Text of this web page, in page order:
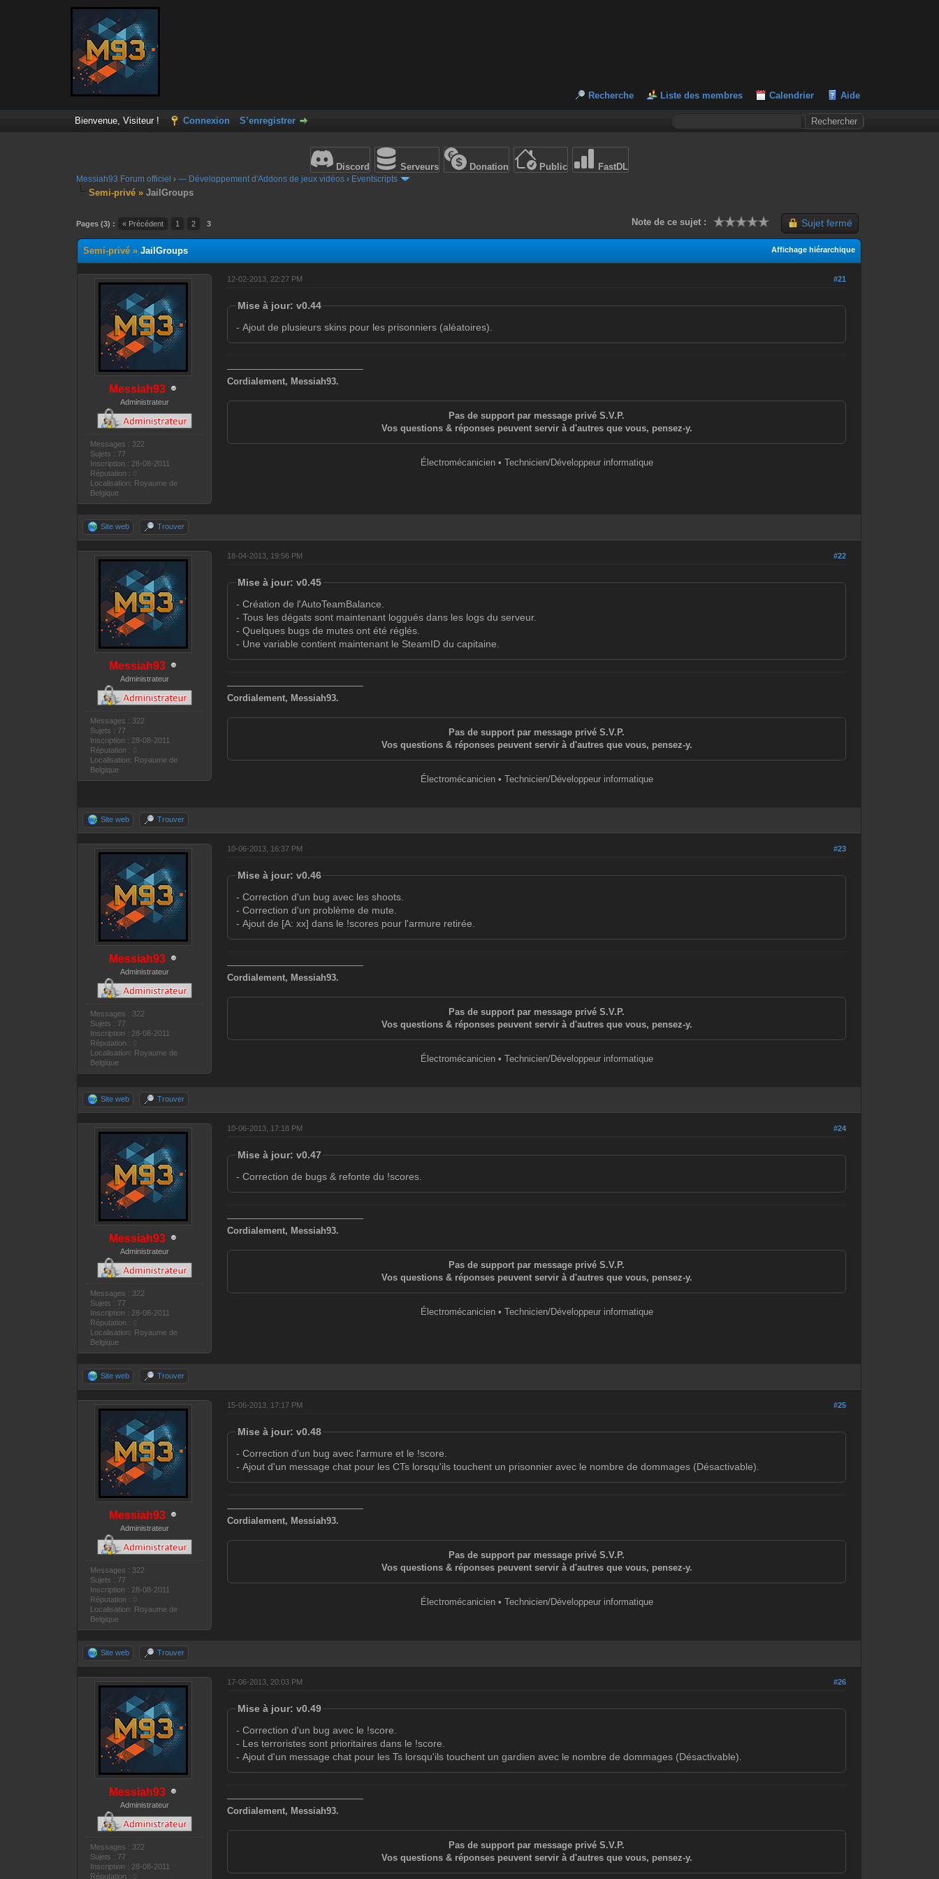
Recherche Liste des membres Calendrier Aide
Bienvenue, Visiteur ! Connexion S’enregistrer
Discord Serveurs Donation Public FastDL
Messiah93 Forum officiel ›— Développement d'Addons de jeux vidéos › Eventscripts
Semi-privé » JailGroups
Pages (3) : « Précédent 1 2 3 Sujet fermé
Note de ce sujet :
Moyenne : 0 (0 vote(s))
Affichage hiérarchique
Semi-privé » JailGroups
Messiah93
Administrateur
Messages : 322
Sujets : 77
Inscription : 28-08-2011
Réputation :
Localisation: Royaume de
Belgique
#21
12-02-2013, 22:27 PM
Mise à jour: v0.44
- Ajout de plusieurs skins pour les prisonniers (aléatoires).
———————————————
Cordialement, Messiah93.
Pas de support par message privé S.V.P.
Vos questions & réponses peuvent servir à d'autres que vous, pensez-y.
Électromécanicien • Technicien/Développeur informatique
Site web Trouver
Messiah93
Administrateur
Messages : 322
Sujets : 77
Inscription : 28-08-2011
Réputation :
Localisation: Royaume de
Belgique
#22
18-04-2013, 19:56 PM
Mise à jour: v0.45
- Création de l'AutoTeamBalance.
- Tous les dégats sont maintenant loggués dans les logs du serveur.
- Quelques bugs de mutes ont été réglés.
- Une variable contient maintenant le SteamID du capitaine.
———————————————
Cordialement, Messiah93.
Pas de support par message privé S.V.P.
Vos questions & réponses peuvent servir à d'autres que vous, pensez-y.
Électromécanicien • Technicien/Développeur informatique
Site web Trouver
Messiah93
Administrateur
Messages : 322
Sujets : 77
Inscription : 28-08-2011
Réputation :
Localisation: Royaume de
Belgique
#23
10-06-2013, 16:37 PM
Mise à jour: v0.46
- Correction d'un bug avec les shoots.
- Correction d'un problème de mute.
- Ajout de [A: xx] dans le !scores pour l'armure retirée.
———————————————
Cordialement, Messiah93.
Pas de support par message privé S.V.P.
Vos questions & réponses peuvent servir à d'autres que vous, pensez-y.
Électromécanicien • Technicien/Développeur informatique
Site web Trouver
Messiah93
Administrateur
Messages : 322
Sujets : 77
Inscription : 28-08-2011
Réputation :
Localisation: Royaume de
Belgique
#24
10-06-2013, 17:18 PM
Mise à jour: v0.47
- Correction de bugs & refonte du !scores.
———————————————
Cordialement, Messiah93.
Pas de support par message privé S.V.P.
Vos questions & réponses peuvent servir à d'autres que vous, pensez-y.
Électromécanicien • Technicien/Développeur informatique
Site web Trouver
Messiah93
Administrateur
Messages : 322
Sujets : 77
Inscription : 28-08-2011
Réputation :
Localisation: Royaume de
Belgique
#25
15-06-2013, 17:17 PM
Mise à jour: v0.48
- Correction d'un bug avec l'armure et le !score.
- Ajout d'un message chat pour les CTs lorsqu'ils touchent un prisonnier avec le nombre de dommages (Désactivable).
———————————————
Cordialement, Messiah93.
Pas de support par message privé S.V.P.
Vos questions & réponses peuvent servir à d'autres que vous, pensez-y.
Électromécanicien • Technicien/Développeur informatique
Site web Trouver
Messiah93
Administrateur
Messages : 322
Sujets : 77
Inscription : 28-08-2011
Réputation :
#26
17-06-2013, 20:03 PM
Mise à jour: v0.49
- Correction d'un bug avec le !score.
- Les terroristes sont prioritaires dans le !score.
- Ajout d'un message chat pour les Ts lorsqu'ils touchent un gardien avec le nombre de dommages (Désactivable).
———————————————
Cordialement, Messiah93.
Pas de support par message privé S.V.P.
Vos questions & réponses peuvent servir à d'autres que vous, pensez-y.